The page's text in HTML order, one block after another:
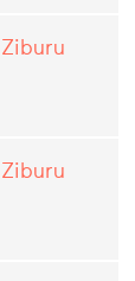
Ziburu
Ziburu